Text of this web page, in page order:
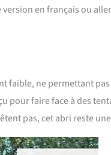
en français ou
faible, ne permettant
pour faire face à des
pas, cet abri reste